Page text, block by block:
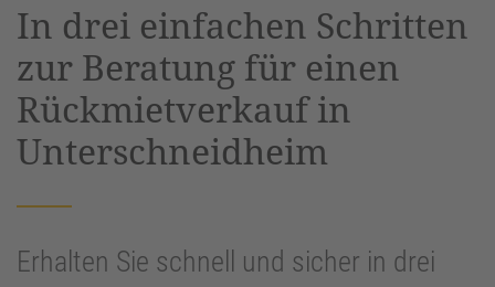
Management Platform&eRecht24
In drei einfachen Schritten
zur Beratung für einen
Rückmietverkauf in
Unterschneidheim
Erhalten Sie schnell und sicher in drei